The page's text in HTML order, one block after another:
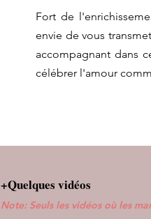
Fort de
envie de vous
accompagnant dans
célébrer l'amour
+Quelques vidéos
Note: Seuls les vidéos où les